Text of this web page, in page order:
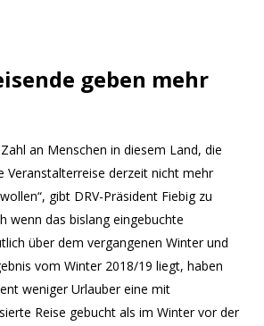
geben mehr
an Menschen in diesem Land, die
Veranstalterreise derzeit nicht mehr
gibt DRV-Präsident Fiebig zu
wenn das bislang eingebuchte
über dem vergangenen Winter und
vom Winter 2018/19 liegt, haben
weniger Urlauber eine mit
Reise gebucht als im Winter vor der